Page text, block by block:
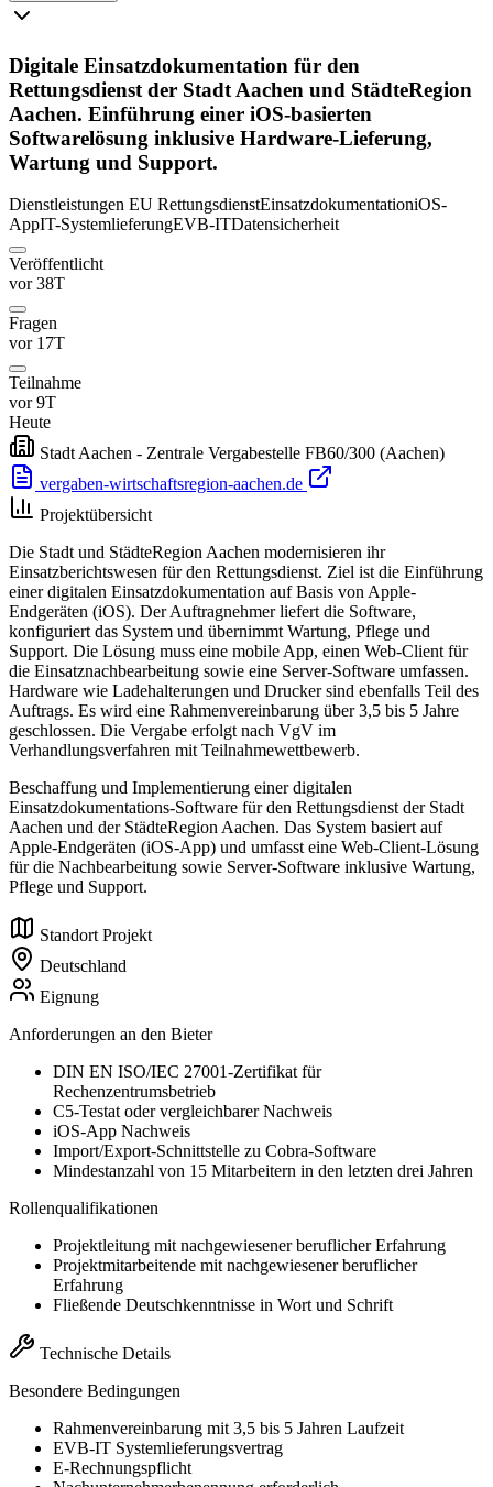
Digitale Einsatzdokumentation für den
Rettungsdienst der Stadt Aachen und StädteRegion
Aachen. Einführung einer iOS-basierten
Softwarelösung inklusive Hardware-Lieferung,
Wartung und Support.
Dienstleistungen EU RettungsdienstEinsatzdokumentationiOS-
AppIT-SystemlieferungEVB-ITDatensicherheit
Veröffentlicht
vor 38T
Fragen
vor 17T
Teilnahme
vor 9T
Heute
Stadt Aachen - Zentrale Vergabestelle FB60/300 (Aachen)
vergaben-wirtschaftsregion-aachen.de
Projektübersicht
Die Stadt und StädteRegion Aachen modernisieren ihr
Einsatzberichtswesen für den Rettungsdienst. Ziel ist die Einführung
einer digitalen Einsatzdokumentation auf Basis von Apple-
Endgeräten (iOS). Der Auftragnehmer liefert die Software,
konfiguriert das System und übernimmt Wartung, Pflege und
Support. Die Lösung muss eine mobile App, einen Web-Client für
die Einsatznachbearbeitung sowie eine Server-Software umfassen.
Hardware wie Ladehalterungen und Drucker sind ebenfalls Teil des
Auftrags. Es wird eine Rahmenvereinbarung über 3,5 bis 5 Jahre
geschlossen. Die Vergabe erfolgt nach VgV im
Verhandlungsverfahren mit Teilnahmewettbewerb.
Beschaffung und Implementierung einer digitalen
Einsatzdokumentations-Software für den Rettungsdienst der Stadt
Aachen und der StädteRegion Aachen. Das System basiert auf
Apple-Endgeräten (iOS-App) und umfasst eine Web-Client-Lösung
für die Nachbearbeitung sowie Server-Software inklusive Wartung,
Pflege und Support.
Standort Projekt
Deutschland
Eignung
Anforderungen an den Bieter
DIN EN ISO/IEC 27001-Zertifikat für
Rechenzentrumsbetrieb
C5-Testat oder vergleichbarer Nachweis
iOS-App Nachweis
Import/Export-Schnittstelle zu Cobra-Software
Mindestanzahl von 15 Mitarbeitern in den letzten drei Jahren
Rollenqualifikationen
Projektleitung mit nachgewiesener beruflicher Erfahrung
Projektmitarbeitende mit nachgewiesener beruflicher
Erfahrung
Fließende Deutschkenntnisse in Wort und Schrift
Technische Details
Besondere Bedingungen
Rahmenvereinbarung mit 3,5 bis 5 Jahren Laufzeit
EVB-IT Systemlieferungsvertrag
E-Rechnungspflicht